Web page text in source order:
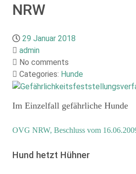
NRW
29 Januar 2018
admin
No comments
Categories: Hunde
Im Einzelfall gefährliche Hunde
OVG NRW, Beschluss vom
Hund hetzt Hühner